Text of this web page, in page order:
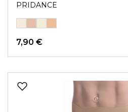
PRIDANCE
7,90 €